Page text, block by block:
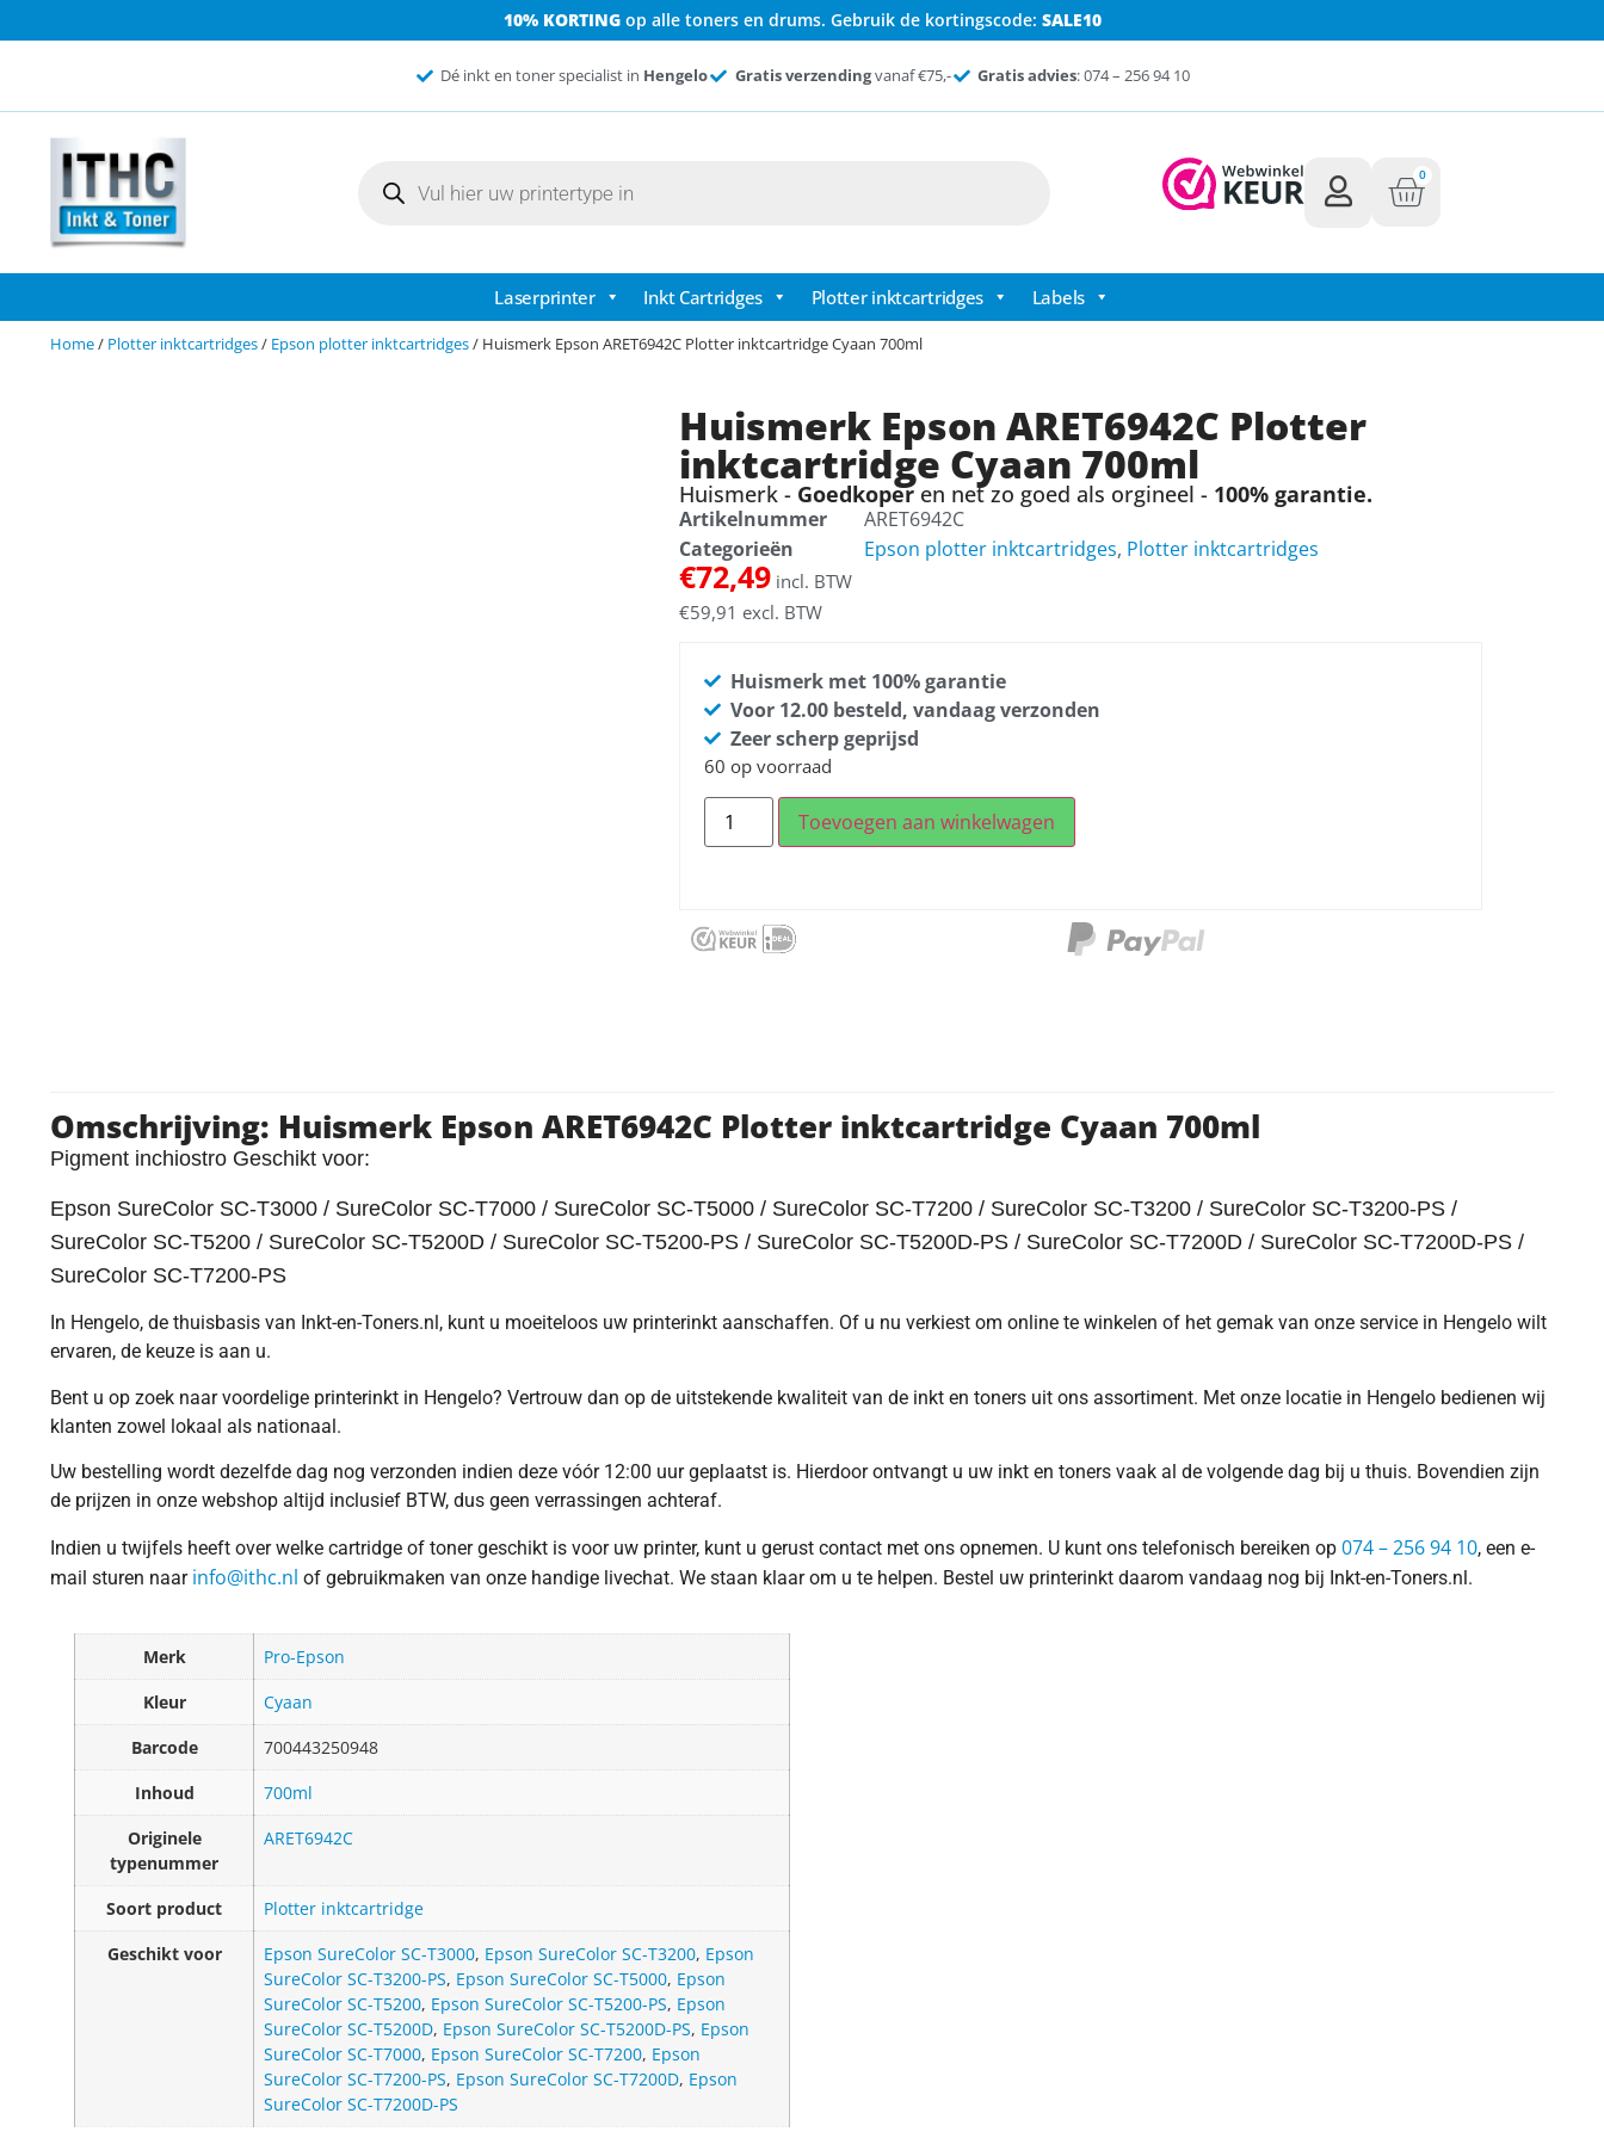
10% KORTINGop alle toners en drums. Gebruik de kortingscode: SALE10
Dé inkt en toner specialist in Hengelo Gratis verzendingvanaf €75,- Gratis advies: 074 – 256 94 10
0
Laserprinter Inkt Cartridges Plotter inktcartridges Labels
Home/ Plotter inktcartridges/ Epson plotter inktcartridges/ Huismerk Epson ARET6942C Plotter inktcartridge Cyaan 700ml
Huismerk Epson ARET6942C Plotter
inktcartridge Cyaan 700ml
Huismerk - Goedkoperen net zo goed als orgineel - 100% garantie.
Artikelnummer
ARET6942C
Categorieën
Epson plotter inktcartridges, Plotter inktcartridges
€72,49incl. BTW
€59,91 excl. BTW
Huismerk met 100% garantie
Voor 12.00 besteld, vandaag verzonden
Zeer scherp geprijsd
60 op voorraad
Toevoegen aan winkelwagen
Omschrijving: Huismerk Epson ARET6942C Plotter inktcartridge Cyaan 700ml
Pigment inchiostro Geschikt voor:
Epson SureColor SC-T3000 / SureColor SC-T7000 / SureColor SC-T5000 / SureColor SC-T7200 / SureColor SC-T3200 / SureColor SC-T3200-PS /
SureColor SC-T5200 / SureColor SC-T5200D / SureColor SC-T5200-PS / SureColor SC-T5200D-PS / SureColor SC-T7200D / SureColor SC-T7200D-PS /
SureColor SC-T7200-PS
In Hengelo, de thuisbasis van Inkt-en-Toners.nl, kunt u moeiteloos uw printerinkt aanschaffen. Of u nu verkiest om online te winkelen of het gemak van onze service in Hengelo wilt
ervaren, de keuze is aan u.
Bent u op zoek naar voordelige printerinkt in Hengelo? Vertrouw dan op de uitstekende kwaliteit van de inkt en toners uit ons assortiment. Met onze locatie in Hengelo bedienen wij
klanten zowel lokaal als nationaal.
Uw bestelling wordt dezelfde dag nog verzonden indien deze vóór 12:00 uur geplaatst is. Hierdoor ontvangt u uw inkt en toners vaak al de volgende dag bij u thuis. Bovendien zijn
de prijzen in onze webshop altijd inclusief BTW, dus geen verrassingen achteraf.
Indien u twijfels heeft over welke cartridge of toner geschikt is voor uw printer, kunt u gerust contact met ons opnemen. U kunt ons telefonisch bereiken op 074 – 256 94 10, een e-
mail sturen naar info@ithc.nl of gebruikmaken van onze handige livechat. We staan klaar om u te helpen. Bestel uw printerinkt daarom vandaag nog bij Inkt-en-Toners.nl.
Merk
Pro-Epson
Kleur
Cyaan
Barcode
700443250948
Inhoud
700ml
Originele
typenummer
ARET6942C
Soort product
Plotter inktcartridge
Geschikt voor
Epson SureColor SC-T3000, Epson SureColor SC-T3200, Epson
SureColor SC-T3200-PS, Epson SureColor SC-T5000, Epson
SureColor SC-T5200, Epson SureColor SC-T5200-PS, Epson
SureColor SC-T5200D, Epson SureColor SC-T5200D-PS, Epson
SureColor SC-T7000, Epson SureColor SC-T7200, Epson
SureColor SC-T7200-PS, Epson SureColor SC-T7200D, Epson
SureColor SC-T7200D-PS